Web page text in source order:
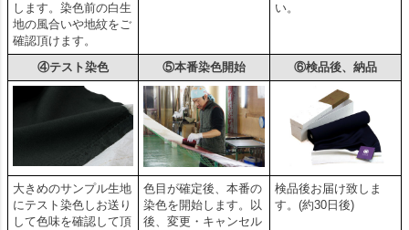
します。染色前の白生
地の風合いや地紋をご
確認頂けます。
い。
④テスト染色 ⑤本番染色開始 ⑥検品後、納品
大きめのサンプル生地
にテスト染色しお送り
して色味を確認して頂
色目が確定後、本番の
染色を開始します。以
後、変更・キャンセル
検品後お届け致しま
す。(約30日後)